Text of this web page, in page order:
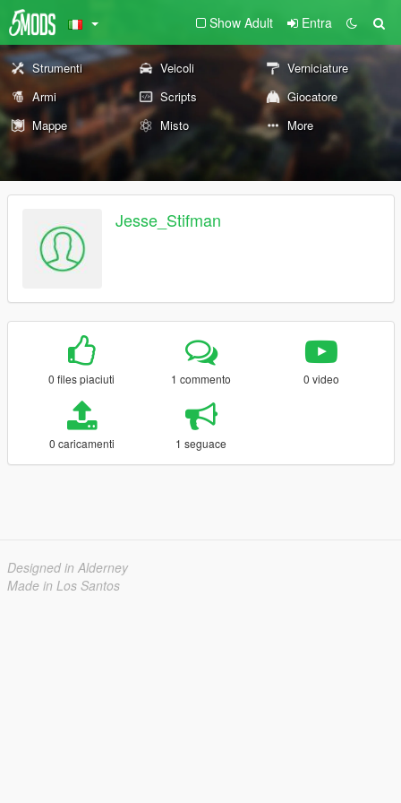
Show Adult Entra
Strumenti Veicoli
Verniciature
Armi
Scripts
Giocatore
Mappe
Misto More
Jesse_Stifman
0 files piaciuti 1 commento 0 video
0 caricamenti 1 seguace
Designed in Alderney
Made in Los Santos